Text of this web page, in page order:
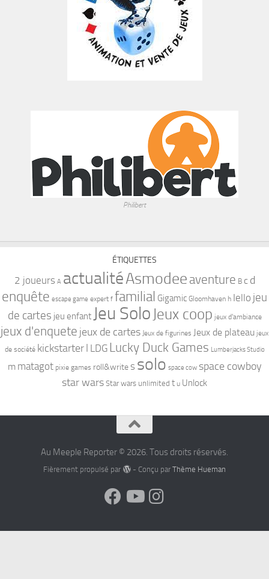
Philibert
ÉTIQUETTES
2 joueurs A actualitéAsmodee aventure B c d
enquête escape game expert f familial Gigamic Gloomhaven h Iello jeu
de cartes jeu enfant Jeu Solo Jeux coop jeux d'ambiance
jeux d'enquete jeux de cartes Jeux de figurines Jeux de plateau jeux
de société kickstarter l LDG Lucky Duck Games Lumberjacks Studio
m matagot pixie games roll&write s solo space cow space cowboy
star wars Star wars unlimited t u Unlock
Au Meeple Reporter © 2026. Tous droits réservés.
Fièrement propulsé par - Conçu par Thème Hueman